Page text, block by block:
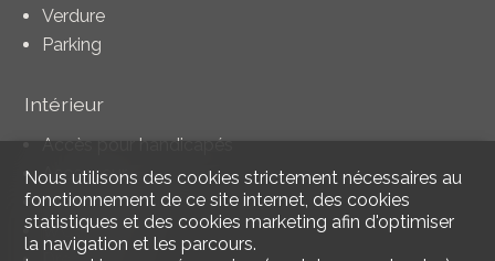
Verdure
Parking
Intérieur
Accès pour handicapés
Ascenseur
Cuisine ouverte
WC séparés
Nous utilisons des cookies strictement nécessaires au
fonctionnement de ce site internet, des cookies
statistiques et des cookies marketing afin d'optimiser
la navigation et les parcours.